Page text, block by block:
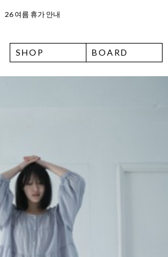
오늘 출발 ⛟ 이용 안내
SHOP BOARD